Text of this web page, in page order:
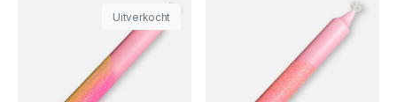
Uitverkocht